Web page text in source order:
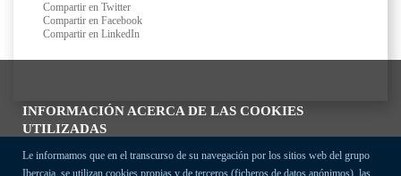
INFORMACIÓN ACERCA DE LAS COOKIES
UTILIZADAS
Le informamos que en el transcurso de su navegación por los sitios web del grupo
Ibercaja, se utilizan cookies propias y de terceros (ficheros de datos anónimos), las
Compartir en Twitter
Compartir en Facebook
Compartir en LinkedIn